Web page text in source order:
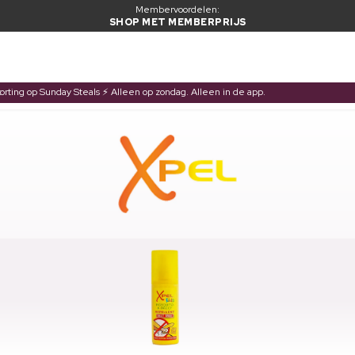
Membervoordelen:
SHOP MET MEMBERPRIJS
op Sunday Steals ⚡ Alleen op zondag. Alleen in de app.